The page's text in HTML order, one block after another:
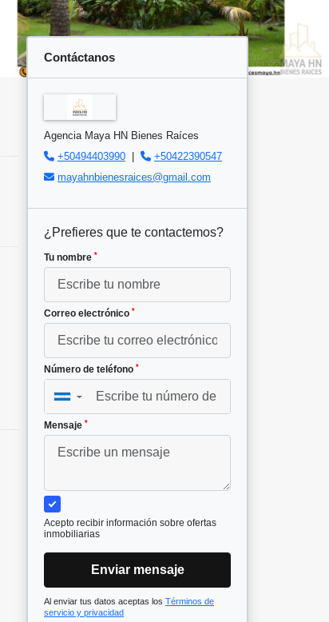
Contáctanos
Agencia Maya HN Bienes Raíces
+50494403990
+50422390547
mayahnbienesraices@gmail.com
¿Prefieres que te contactemos?
Tu nombre *
Correo electrónico *
Número de teléfono *
▼
Mensaje *
Acepto recibir información sobre ofertas
inmobiliarias
Enviar mensaje
Al enviar tus datos aceptas los Términos de
servicio y privacidad